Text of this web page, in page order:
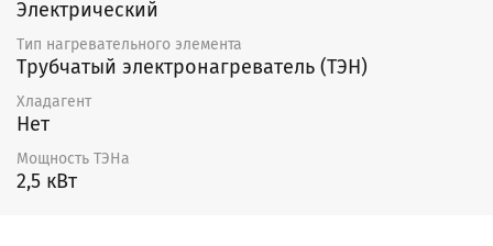
Электрический
Тип нагревательного элемента
Трубчатый электронагреватель (ТЭН)
Хладагент
Нет
Мощность ТЭНа
2,5 кВт